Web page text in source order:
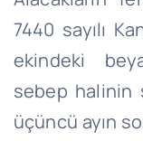
7440 sayılı
ekindeki
sebep halinin
üçüncü ayın